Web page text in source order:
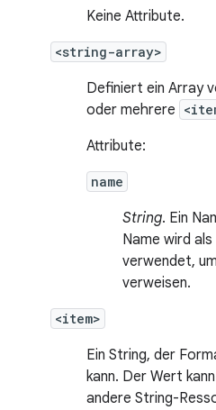
Keine Attribute.
<string-array>
Definiert ein Array
oder mehrere
Attribute:
name
String. Ein
Name wird
verwendet,
verweisen.
<item>
Ein String, der
kann. Der Wert
andere String-